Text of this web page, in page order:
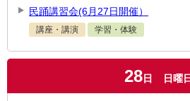
民踊講習会(6月27日開催）
講座・講演 学習・体験
28日 日曜日